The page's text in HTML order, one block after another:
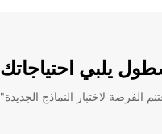
يلبي احتياجاتك
الفرصة لاختبار النماذج الجديدة